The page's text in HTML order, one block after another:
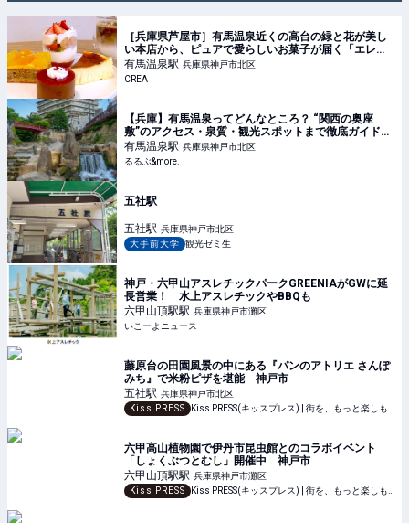
［兵庫県芦屋市］有馬温泉近くの高台の緑と花が美し
い本店から、ピュアで愛らしいお菓子が届く「エレ・
モンターニュ 芦屋スタンド」 | そおだよおこの関西お
いしい、おやつ紀行
有馬温泉駅 兵庫県神戸市北区
CREA
【兵庫】有馬温泉ってどんなところ？ “関西の奥座
敷”のアクセス・泉質・観光スポットまで徹底ガイド｜
るるぶ&more.
有馬温泉駅 兵庫県神戸市北区
るるぶ&more.
五社駅
五社駅 兵庫県神戸市北区
大手前大学
観光ゼミ生
神戸・六甲山アスレチックパークGREENIAがGWに延
長営業！ 水上アスレチックやBBQも
六甲山頂駅駅 兵庫県神戸市灘区
いこーよニュース
藤原台の田園風景の中にある『パンのアトリエ さんぽ
みち』で米粉ピザを堪能 神戸市
五社駅 兵庫県神戸市北区
Kiss PRESS
六甲高山植物園で伊丹市昆虫館とのコラボイベント
「しょくぶつとむし」開催中 神戸市
六甲山頂駅駅 兵庫県神戸市灘区
Kiss PRESS